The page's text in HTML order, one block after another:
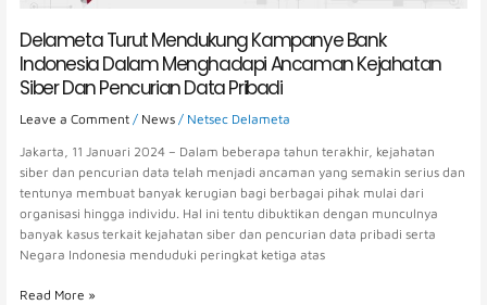
Delameta Turut Mendukung Kampanye Bank
Indonesia Dalam Menghadapi Ancaman Kejahatan
Siber Dan Pencurian Data Pribadi
Leave a Comment / News / Netsec Delameta
Jakarta, 11 Januari 2024 – Dalam beberapa tahun terakhir, kejahatan
siber dan pencurian data telah menjadi ancaman yang semakin serius dan
tentunya membuat banyak kerugian bagi berbagai pihak mulai dari
organisasi hingga individu. Hal ini tentu dibuktikan dengan munculnya
banyak kasus terkait kejahatan siber dan pencurian data pribadi serta
Negara Indonesia menduduki peringkat ketiga atas
Pribadi
Read More »